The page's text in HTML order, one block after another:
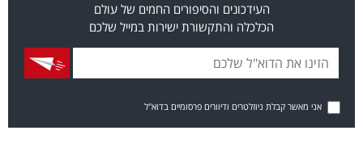
העידכונים והסיפורים החמים של עולם
הכלכלה והתקשורת ישירות במייל שלכם
אני מאשר קבלת ניוזלטרים ודיוורים פרסומיים בדוא"ל